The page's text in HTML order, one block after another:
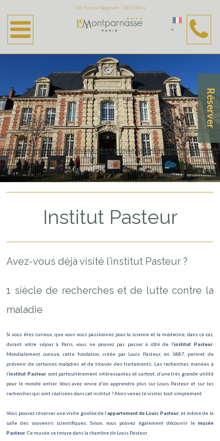
Activités & Tourisme
Hôpital Necker
Institut Pasteur
UNESCO
Spectacles & évènements
Musées
Salons
Tourisme
153, Rue de Vaugirard - 75015 Paris
Réserver
Institut Pasteur
Avez-vous déjà visité l’institut Pasteur ?
1 siècle de recherches et de lutte contre la
maladie
Si vous êtes curieux, que vous vous passionnez pour la science et la médecine, dans ce cas,
durant votre séjour à Paris, vous ne pouvez pas passer à côté de l’institut Pasteur.
Mondialement connue, cette fondation, créée par Louis Pasteur, en 1887, permet de
prévenir de certaines maladies et de trouver des traitements. Les recherches menées à
l’institut Pasteur sont particulièrement intéressantes et surtout, d’une très grande utilité
pour le monde entier. Vous avez envie d’en apprendre plus sur Louis Pasteur et sur les
recherches qui sont réalisées dans cet institut ? Alors venez le visiter, tout simplement.
Vous pouvez réserver une visite guidée de l’appartement de Louis Pasteur, et même de la
salle des souvenirs scientifiques. Sinon, vous pouvez également découvrir le musée
Pasteur . Ce musée se trouve dans la chambre de Louis Pasteur.